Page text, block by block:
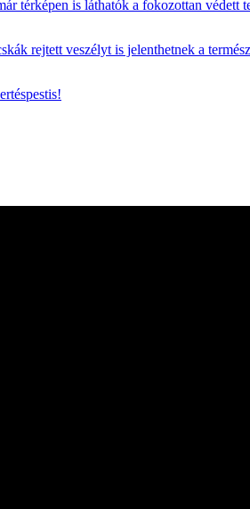
térképen is láthatók a fokozottan védett
rejtett veszélyt is jelenthetnek a